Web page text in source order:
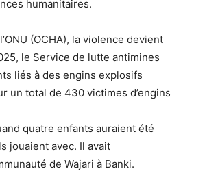
humanitaires.
(OCHA), la violence devient
le Service de lutte antimines
liés à des engins explosifs
un total de 430 victimes d’engins
quatre enfants auraient été
jouaient avec. Il avait
de Wajari à Banki.